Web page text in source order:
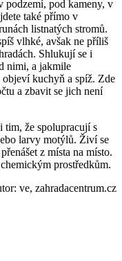
podzemí, pod kameny, v
také přímo v
listnatých stromů.
vlhké, avšak ne příliš
Shlukují se i
nimi, a jakmile
kuchyň a spíž. Zde
a zbavit se jich není
tim, že spolupracují s
larvy motýlů. Živí se
z místa na místo.
prostředkům.
ve, zahradacentrum.cz